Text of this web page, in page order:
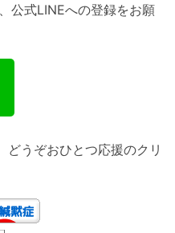
公式LINEへの登録をお願
どうぞおひとつ応援のクリ